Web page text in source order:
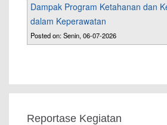
Dampak Program Ketahanan dan
dalam Keperawatan
Posted on: Senin, 06-07-2026
Reportase Kegiatan